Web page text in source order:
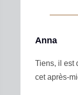
Anna
Tiens, il est
cet après-